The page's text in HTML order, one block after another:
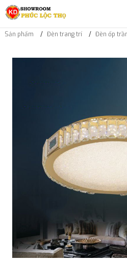
Sản phẩm Đèn trang trí Đèn ốp